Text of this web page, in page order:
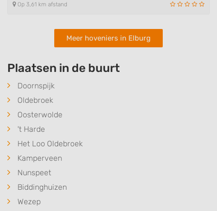
Op 3,61 km afstand
Meer hoveniers in Elburg
Plaatsen in de buurt
Doornspijk
Oldebroek
Oosterwolde
't Harde
Het Loo Oldebroek
Kamperveen
Nunspeet
Biddinghuizen
Wezep